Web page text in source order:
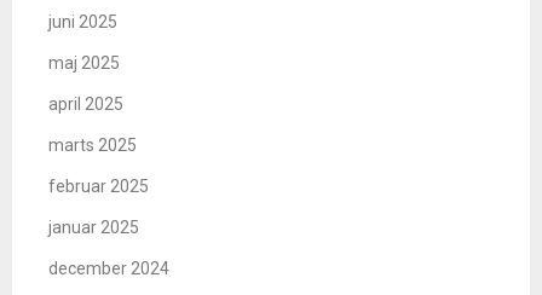
juni 2025
maj 2025
april 2025
marts 2025
februar 2025
januar 2025
december 2024